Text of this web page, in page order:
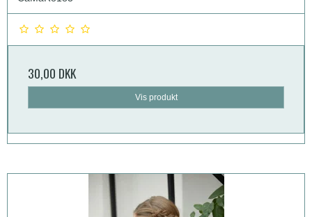
30,00 DKK
Vis produkt